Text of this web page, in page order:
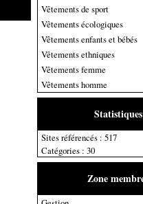
Vêtements de sport
Vêtements écologiques
Vêtements enfants et bébés
Vêtements ethniques
Vêtements femme
Vêtements homme
Statistiques
Sites référencés : 517
Catégories : 30
Zone